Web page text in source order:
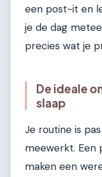
een post-it en
je de dag
precies wat je
De ideale
slaap
Je routine is
meewerkt. Een
maken een